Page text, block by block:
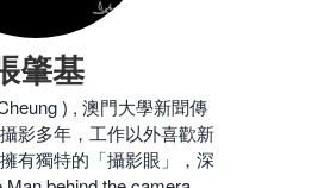
肇基
) , 澳門大學新聞傳
影多年，工作以外喜歡新
有獨特的「攝影眼」，深